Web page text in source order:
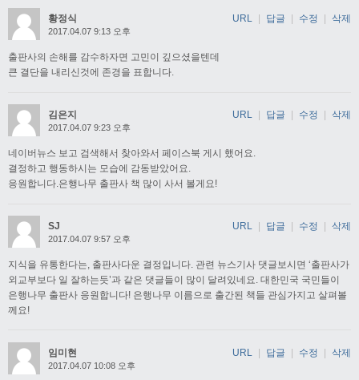
황정식
2017.04.07 9:13 오후
출판사의 손해를 감수하자면 고민이 깊으셨을텐데
큰 결단을 내리신것에 존경을 표합니다.
URL 답글 수정 삭제
김은지
2017.04.07 9:23 오후
네이버뉴스 보고 검색해서 찾아와서 페이스북 게시 했어요.
결정하고 행동하시는 모습에 감동받았어요.
응원합니다.은행나무 출판사 책 많이 사서 볼게요!
URL 답글 수정 삭제
SJ
2017.04.07 9:57 오후
지식을 유통한다는, 출판사다운 결정입니다. 관련 뉴스기사 댓글보시면 ‘출판사가
외교부보다 일 잘하는듯’과 같은 댓글들이 많이 달려있네요. 대한민국 국민들이
은행나무 출판사 응원합니다! 은행나무 이름으로 출간된 책들 관심가지고 살펴볼
께요!
URL 답글 수정 삭제
임미현
2017.04.07 10:08 오후
URL | 답글 | 수정 | 삭제